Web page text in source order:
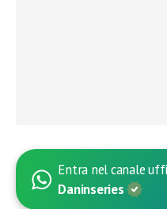
Entra nel canale
Daninseries